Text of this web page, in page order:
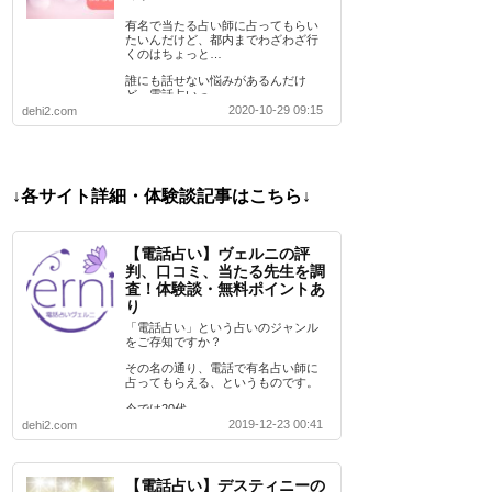
有名で当たる占い師に占ってもらい
たいんだけど、都内までわざわざ行
くのはちょっと…
誰にも話せない悩みがあるんだけ
ど、電話占いっ…
dehi2.com
2020-10-29 09:15
↓各サイト詳細・体験談記事はこちら↓
【電話占い】ヴェルニの評
判、口コミ、当たる先生を調
査！体験談・無料ポイントあ
り
「電話占い」という占いのジャンル
をご存知ですか？
その名の通り、電話で有名占い師に
占ってもらえる、というものです。
今では20代…
dehi2.com
2019-12-23 00:41
【電話占い】デスティニーの